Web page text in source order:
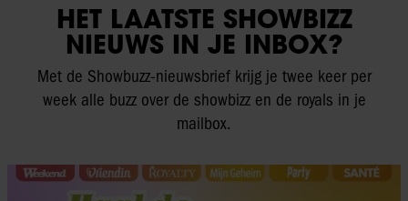
HET LAATSTE SHOWBIZZ
NIEUWS IN JE INBOX?
Met de Showbuzz-nieuwsbrief krijg je twee keer per
week alle buzz over de showbizz en de royals in je
mailbox.